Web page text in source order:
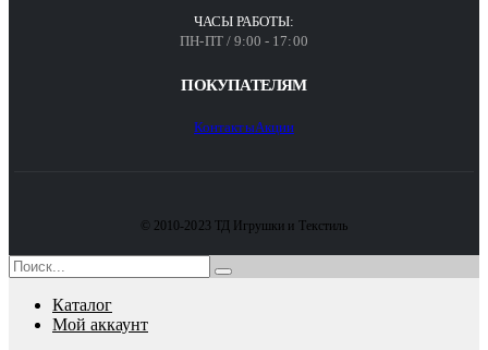
ЧАСЫ РАБОТЫ:
ПН-ПТ / 9:00 - 17:00
ПОКУПАТЕЛЯМ
КонтактыАкции
© 2010-2023 ТД Игрушки и Текстиль
Каталог
Мой аккаунт